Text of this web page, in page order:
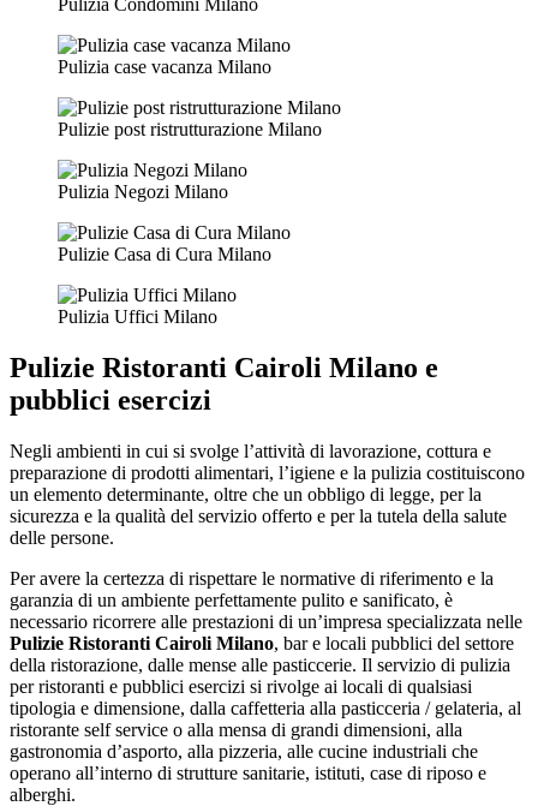
Pulizia Condomini Milano
Pulizia case vacanza Milano
Pulizie post ristrutturazione Milano
Pulizia Negozi Milano
Pulizie Casa di Cura Milano
Pulizia Uffici Milano
Pulizie Ristoranti Cairoli Milano e
pubblici esercizi
Negli ambienti in cui si svolge l’attività di lavorazione, cottura e
preparazione di prodotti alimentari, l’igiene e la pulizia costituiscono
un elemento determinante, oltre che un obbligo di legge, per la
sicurezza e la qualità del servizio offerto e per la tutela della salute
delle persone.
Per avere la certezza di rispettare le normative di riferimento e la
garanzia di un ambiente perfettamente pulito e sanificato, è
necessario ricorrere alle prestazioni di un’impresa specializzata nelle
Pulizie Ristoranti Cairoli Milano, bar e locali pubblici del settore
della ristorazione, dalle mense alle pasticcerie. Il servizio di pulizia
per ristoranti e pubblici esercizi si rivolge ai locali di qualsiasi
tipologia e dimensione, dalla caffetteria alla pasticceria / gelateria, al
ristorante self service o alla mensa di grandi dimensioni, alla
gastronomia d’asporto, alla pizzeria, alle cucine industriali che
operano all’interno di strutture sanitarie, istituti, case di riposo e
alberghi.